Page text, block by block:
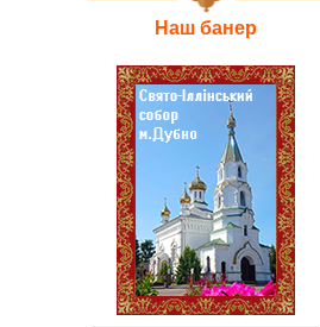
Наш банер